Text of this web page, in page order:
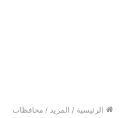
الرئيسية / المزيد / محافظات